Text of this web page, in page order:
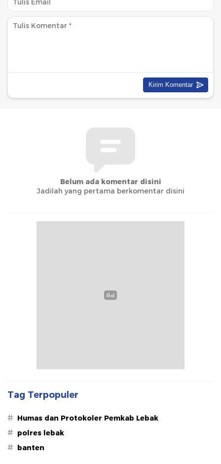
Belum ada komentar disini
Jadilah yang pertama berkomentar disini
Tag Terpopuler
# Humas dan Protokoler Pemkab Lebak
# polres lebak
# banten